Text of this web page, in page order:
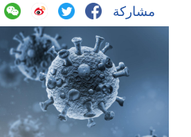
مشاركة